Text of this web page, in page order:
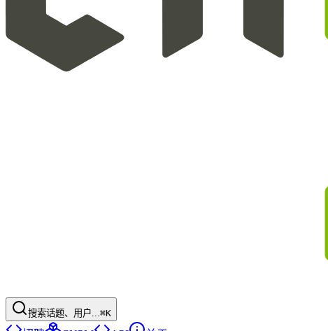
搜索话题、用户...⌘K